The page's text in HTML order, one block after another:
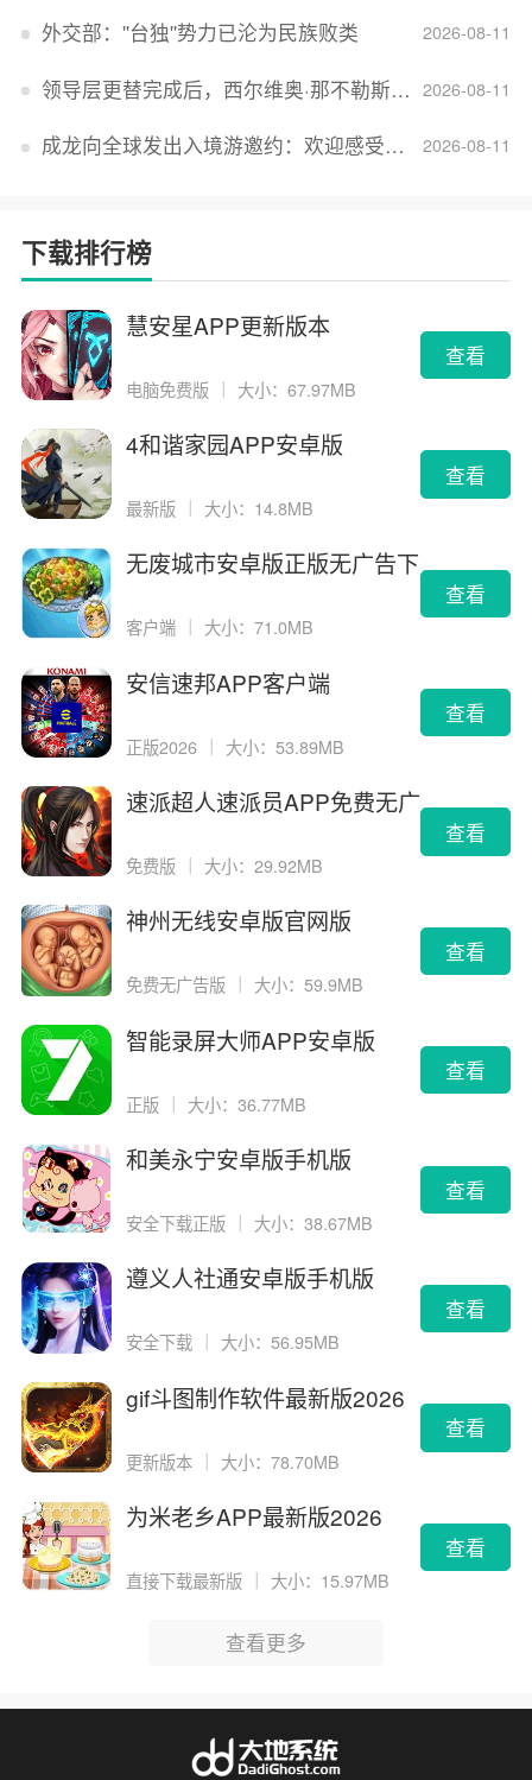
2026-08-11
外交部：''台独''势力已沦为民族败类
2026-08-11
领导层更替完成后，西尔维奥·那不勒斯出任Lucid首席执行官
2026-08-11
成龙向全球发出入境游邀约：欢迎感受无滤镜的真实中国
下载排行榜
慧安星APP更新版本
电脑免费版 ｜ 大小：67.97MB
查看
4和谐家园APP安卓版
最新版 大小：14.8MB
查看
无废城市安卓版正版无广告下
客户端 大小：71.0MB
查看
安信速邦APP客户端
正版2026 ｜ 大小：53.89MB
查看
速派超人速派员APP免费无广
免费版 大小：29.92MB
查看
神州无线安卓版官网版
免费无广告版 大小：59.9MB
查看
智能录屏大师APP安卓版
正版 ｜ 大小：36.77MB
查看
和美永宁安卓版手机版
安全下载正版 大小：38.67MB
查看
遵义人社通安卓版手机版
安全下载 大小：56.95MB
查看
gif斗图制作软件最新版2026
更新版本 ｜ 大小：78.70MB
查看
为米老乡APP最新版2026
直接下载最新版 大小：15.97MB
查看
查看更多